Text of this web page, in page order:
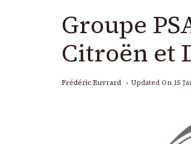
Groupe
Citroën et
Frédéric Euvrard Updated On 15